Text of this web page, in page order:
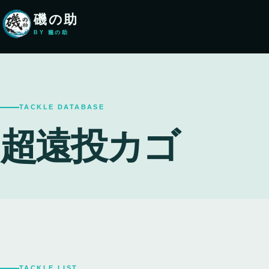
本文へ移動
磯の助
BY 籠の助
TACKLE DATABASE
超遠投カゴ